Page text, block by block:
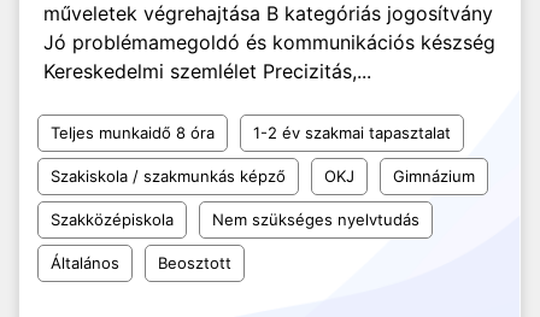
műveletek végrehajtása B kategóriás jogosítvány
Jó problémamegoldó és kommunikációs készség
Kereskedelmi szemlélet Precizitás,...
Teljes munkaidő 8 óra 1-2 év szakmai tapasztalat
Szakiskola / szakmunkás képző OKJ Gimnázium
Szakközépiskola Nem szükséges nyelvtudás
Általános Beosztott